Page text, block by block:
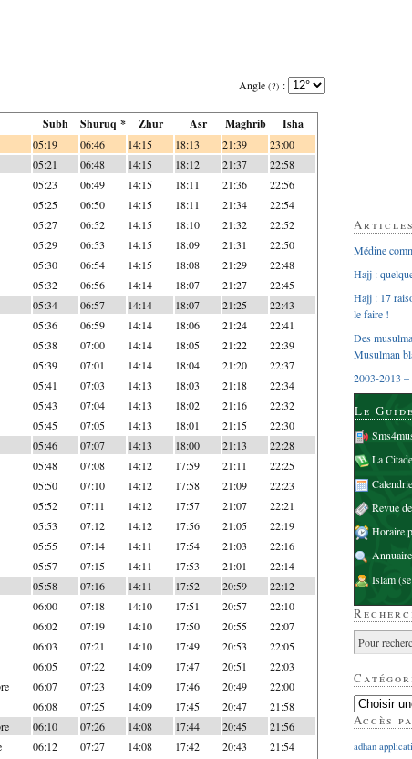
Angle (?) :
Subh Shuruq * Zhur Asr Maghrib Isha
05:19 06:46 14:15 18:13 21:39 23:00
05:21 06:48 14:15 18:12 21:37 22:58
05:23 06:49 14:15 18:11 21:36 22:56
05:25 06:50 14:15 18:11 21:34 22:54
05:27 06:52 14:15 18:10 21:32 22:52
05:29 06:53 14:15 18:09 21:31 22:50
05:30 06:54 14:15 18:08 21:29 22:48
05:32 06:56 14:14 18:07 21:27 22:45
05:34 06:57 14:14 18:07 21:25 22:43
05:36 06:59 14:14 18:06 21:24 22:41
05:38 07:00 14:14 18:05 21:22 22:39
05:39 07:01 14:14 18:04 21:20 22:37
05:41 07:03 14:13 18:03 21:18 22:34
05:43 07:04 14:13 18:02 21:16 22:32
05:45 07:05 14:13 18:01 21:15 22:30
05:46 07:07 14:13 18:00 21:13 22:28
05:48 07:08 14:12 17:59 21:11 22:25
05:50 07:10 14:12 17:58 21:09 22:23
05:52 07:11 14:12 17:57 21:07 22:21
05:53 07:12 14:12 17:56 21:05 22:19
05:55 07:14 14:11 17:54 21:03 22:16
05:57 07:15 14:11 17:53 21:01 22:14
05:58 07:16 14:11 17:52 20:59 22:12
06:00 07:18 14:10 17:51 20:57 22:10
06:02 07:19 14:10 17:50 20:55 22:07
06:03 07:21 14:10 17:49 20:53 22:05
06:05 07:22 14:09 17:47 20:51 22:03
06:07 07:23 14:09 17:46 20:49 22:00
06:08 07:25 14:09 17:45 20:47 21:58
06:10 07:26 14:08 17:44 20:45 21:56
06:12 07:27 14:08 17:42 20:43 21:54
Médine
Hajj :
Hajj : 17
le faire !
Des
Musulman
2003-2013 –
Le
La
Revue
Horaire
Islam
Accès
adhan